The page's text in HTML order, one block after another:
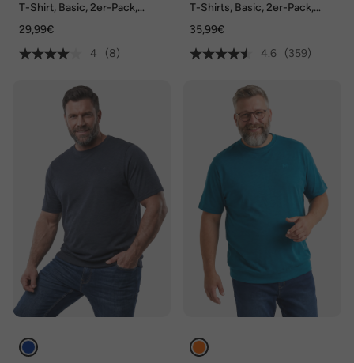
T-Shirt, Basic, 2er-Pack,
29,99€
4
(8)
T-Shirts, Basic, 2er-Pack,
35,99€
4.6
(359)